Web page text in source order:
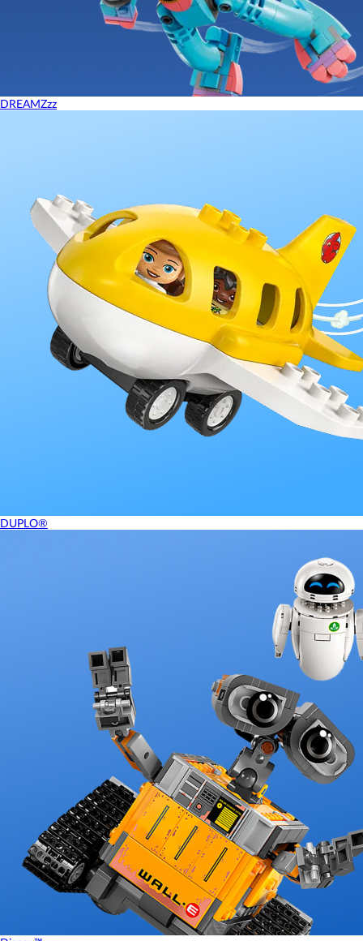
DREAMZzz
DUPLO®